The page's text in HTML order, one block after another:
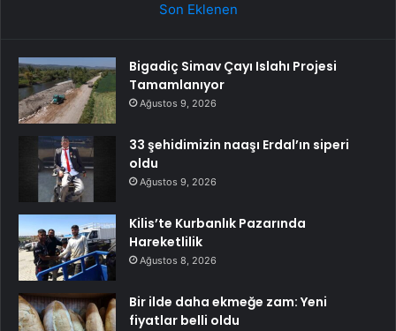
Son Eklenen
Bigadiç Simav Çayı Islahı Projesi
Tamamlanıyor
Ağustos 9, 2026
33 şehidimizin naaşı Erdal’ın siperi
oldu
Ağustos 9, 2026
Kilis’te Kurbanlık Pazarında
Hareketlilik
Ağustos 8, 2026
Bir ilde daha ekmeğe zam: Yeni
fiyatlar belli oldu